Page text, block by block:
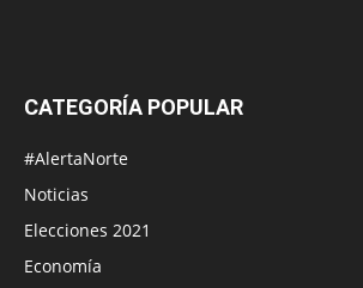
CATEGORÍA POPULAR
#AlertaNorte
Noticias
Elecciones 2021
Economía